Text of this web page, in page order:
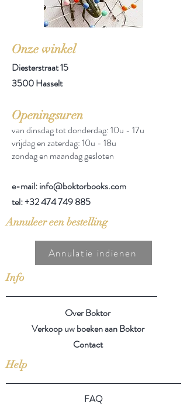
Onze winkel
Diesterstraat 15
3500 Hasselt
Openingsuren
van dinsdag tot donderdag: 10u - 17u
vrijdag en zaterdag: 10u - 18u
zondag en maandag gesloten
e-mail: info@boktorbooks.com
tel:+32 474 749 885
Annuleer een bestelling
Annulatie indienen
Info
Over Boktor
Verkoop uw boeken aan Boktor
Contact
Help
FAQ